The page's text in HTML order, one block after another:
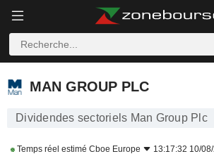
MAN GROUP PLC
MAN GROUP PLC
Dividendes sectoriels Man Group Plc
Temps réel estimé Cboe Europe 13:17:32 10/